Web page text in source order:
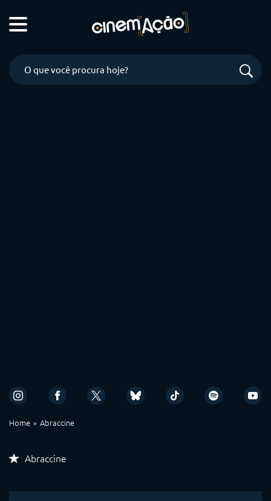
Home Abraccine
Abraccine